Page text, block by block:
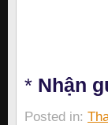
* Nhận
Posted in: